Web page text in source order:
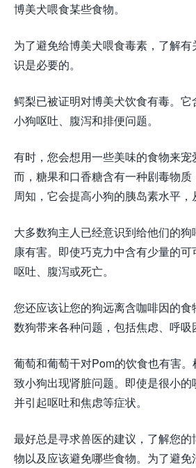
博美犬喂食某些食物。
为了避免给博美犬喂食毒素，了解
识是必要的。
鳄梨已被证明对博美犬饮食有毒。
小狗呕吐、腹泻和排便问题。
有时，您会想用一些美味的食物来
而，糖果和口香糖含有一种剧毒物
周知，它会提高小狗的胰岛素水平，
大多数狗主人已经意识到给他们的
康有害。即使巧克力中含有少量的
呕吐、腹泻或死亡。
您还应该让您的狗远离含咖啡因的
数狗带来各种问题，包括焦虑、呼吸
葡萄和葡萄干对Pom的饮食也有害
致小狗出现肾脏问题。即使是很小
并引起呕吐和焦虑等症状。
最好总是寻求兽医的建议，了解您
物以及应该避免哪些食物。为了避